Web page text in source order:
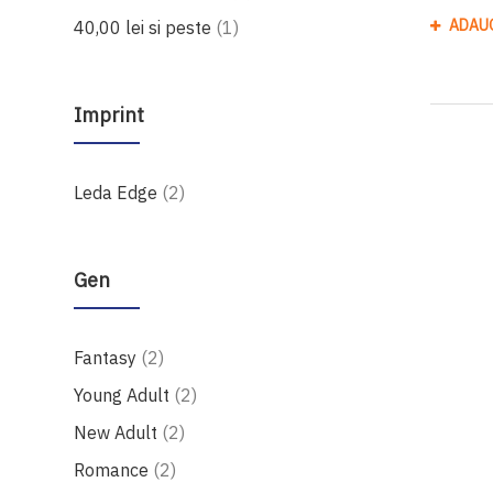
40,00 lei si peste 1produs
Imprint
Leda Edge 2produse
Gen
Fantasy 2produse
Young Adult 2produse
New Adult 2produse
Romance 2produse